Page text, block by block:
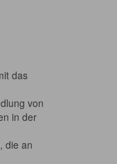
das
von
in der
die an